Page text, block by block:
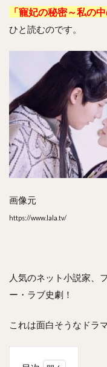
「寵妃の秘密～私の
ひと読むのです。
画像元
https://www.lala.tv/
人気のネット小説家、
ー・ラブ史劇！
これは面白そうなドラ